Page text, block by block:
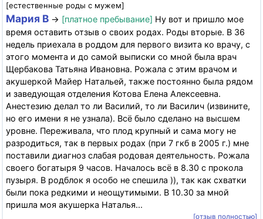
[естественные роды с мужем]
Мария В → [платное пребывание] Ну вот и пришло мое
время оставить отзыв о своих родах. Роды вторые. В 36
недель приехала в роддом для первого визита ко врачу, с
этого момента и до самой выписки со мной была врач
Щербакова Татьяна Ивановна. Рожала с этим врачом и
акушеркой Майер Натальей, также постоянно была рядом
и заведующая отделения Котова Елена Алексеевна.
Анестезию делал то ли Василий, то ли Василич (извините,
но его имени я не узнала). Всё было сделано на высшем
уровне. Переживала, что плод крупный и сама могу не
разродиться, так в первых родах (при 7 гкб в 2005 г.) мне
поставили диагноз слабая родовая деятельность. Рожала
своего богатыря 9 часов. Началось всё в 8.30 с прокола
пузыря. В родблок я особо не спешила )), так как схватки
были пока редкими и неощутимыми. В 10.30 за мной
пришла моя акушерка Наталья...
[отзыв полностью]